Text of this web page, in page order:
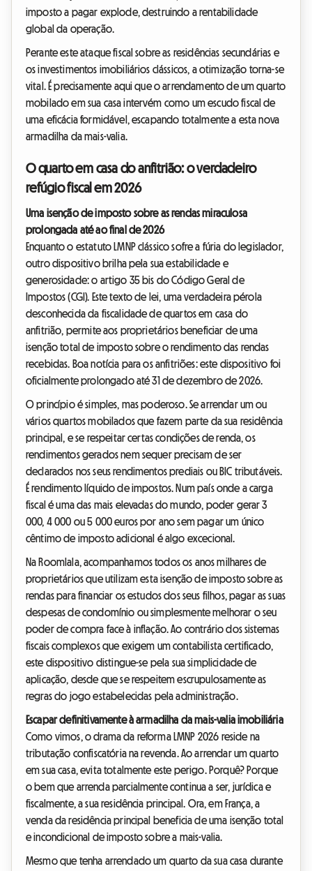
imposto a pagar explode, destruindo a rentabilidade
global da operação.
Perante este ataque fiscal sobre as residências secundárias e
os investimentos imobiliários clássicos, a otimização torna-se
vital. É precisamente aqui que o arrendamento de um quarto
mobilado em sua casa intervém como um escudo fiscal de
uma eficácia formidável, escapando totalmente a esta nova
armadilha da mais-valia.
O quarto em casa do anfitrião: o verdadeiro
refúgio fiscal em 2026
Uma isenção de imposto sobre as rendas miraculosa
prolongada até ao final de 2026
Enquanto o estatuto LMNP clássico sofre a fúria do legislador,
outro dispositivo brilha pela sua estabilidade e
generosidade: o artigo 35 bis do Código Geral de
Impostos (CGI). Este texto de lei, uma verdadeira pérola
desconhecida da fiscalidade de quartos em casa do
anfitrião, permite aos proprietários beneficiar de uma
isenção total de imposto sobre o rendimento das rendas
recebidas. Boa notícia para os anfitriões: este dispositivo foi
oficialmente prolongado até 31 de dezembro de 2026.
O princípio é simples, mas poderoso. Se arrendar um ou
vários quartos mobilados que fazem parte da sua residência
principal, e se respeitar certas condições de renda, os
rendimentos gerados nem sequer precisam de ser
declarados nos seus rendimentos prediais ou BIC tributáveis.
É rendimento líquido de impostos. Num país onde a carga
fiscal é uma das mais elevadas do mundo, poder gerar 3
000, 4 000 ou 5 000 euros por ano sem pagar um único
cêntimo de imposto adicional é algo excecional.
Na Roomlala, acompanhamos todos os anos milhares de
proprietários que utilizam esta isenção de imposto sobre as
rendas para financiar os estudos dos seus filhos, pagar as suas
despesas de condomínio ou simplesmente melhorar o seu
poder de compra face à inflação. Ao contrário dos sistemas
fiscais complexos que exigem um contabilista certificado,
este dispositivo distingue-se pela sua simplicidade de
aplicação, desde que se respeitem escrupulosamente as
regras do jogo estabelecidas pela administração.
Escapar definitivamente à armadilha da mais-valia imobiliária
Como vimos, o drama da reforma LMNP 2026 reside na
tributação confiscatória na revenda. Ao arrendar um quarto
em sua casa, evita totalmente este perigo. Porquê? Porque
o bem que arrenda parcialmente continua a ser, jurídica e
fiscalmente, a sua residência principal. Ora, em França, a
venda da residência principal beneficia de uma isenção total
e incondicional de imposto sobre a mais-valia.
Mesmo que tenha arrendado um quarto da sua casa durante